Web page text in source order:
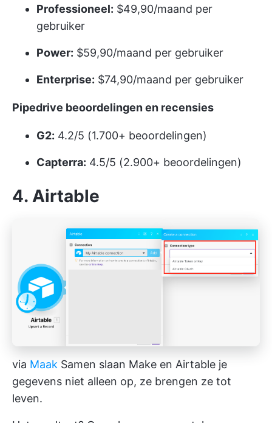
Professioneel: $49,90/maand per
gebruiker
Power: $59,90/maand per gebruiker
Enterprise: $74,90/maand per gebruiker
Pipedrive beoordelingen en recensies
G2: 4.2/5 (1.700+ beoordelingen)
Capterra: 4.5/5 (2.900+ beoordelingen)
4. Airtable
via Maak Samen slaan Make en Airtable je
gegevens niet alleen op, ze brengen ze tot
leven.